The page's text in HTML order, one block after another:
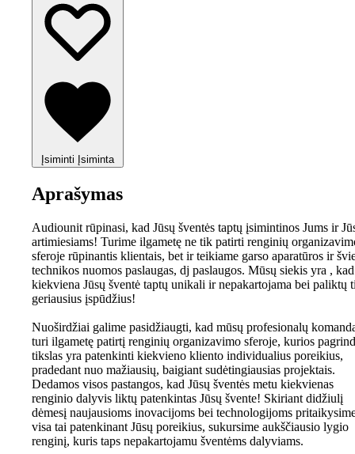
Įsiminti Įsiminta
Aprašymas
Audiounit rūpinasi, kad Jūsų šventės taptų įsimintinos Jums ir
artimiesiams! Turime ilgametę ne tik patirti renginių
sferoje rūpinantis klientais, bet ir teikiame garso aparatūros ir
technikos nuomos paslaugas, dj paslaugos. Mūsų siekis yra , kad
kiekviena Jūsų šventė taptų unikali ir nepakartojama bei paliktų
geriausius įspūdžius!
Nuoširdžiai galime pasidžiaugti, kad mūsų profesionalų
turi ilgametę patirtį renginių organizavimo sferoje, kurios
tikslas yra patenkinti kiekvieno kliento individualius poreikius,
pradedant nuo mažiausių, baigiant sudėtingiausias projektais.
Dedamos visos pastangos, kad Jūsų šventės metu kiekvienas
renginio dalyvis liktų patenkintas Jūsų švente! Skiriant didžiulį
dėmesį naujausioms inovacijoms bei technologijoms
visa tai patenkinant Jūsų poreikius, sukursime aukščiausio lygio
renginį, kuris taps nepakartojamu šventėms dalyviams.